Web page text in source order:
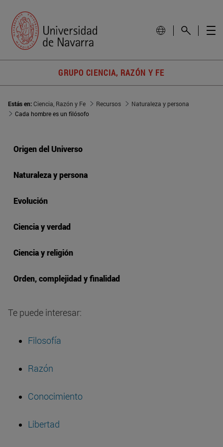
GRUPO CIENCIA, RAZÓN Y FE
Estás en:Ciencia, Razón y Fe Recursos
Naturaleza y persona
Cada hombre es un filósofo
Origen del Universo
Naturaleza y persona
Evolución
Ciencia y verdad
Ciencia y religión
Orden, complejidad y finalidad
Te puede interesar:
Filosofía
Razón
Conocimiento
Libertad